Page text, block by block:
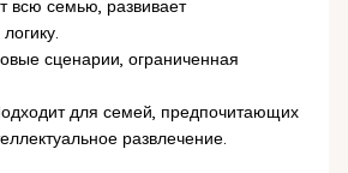
всю семью, развивает
сценарии, ограниченная
для семей, предпочитающих
развлечение.